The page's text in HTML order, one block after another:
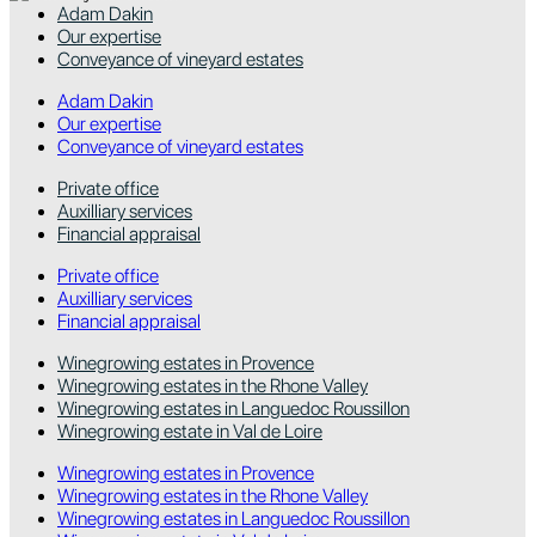
Adam Dakin
Our expertise
Conveyance of vineyard estates
Adam Dakin
Our expertise
Conveyance of vineyard estates
Private office
Auxilliary services
Financial appraisal
Private office
Auxilliary services
Financial appraisal
Winegrowing estates in Provence
Winegrowing estates in the Rhone Valley
Winegrowing estates in Languedoc Roussillon
Winegrowing estate in Val de Loire
Winegrowing estates in Provence
Winegrowing estates in the Rhone Valley
Winegrowing estates in Languedoc Roussillon